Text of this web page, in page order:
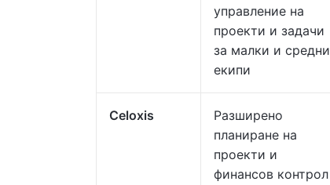
управление на
проекти и задачи
за малки и средни
екипи
Celoxis
Разширено
планиране на
проекти и
финансов контрол